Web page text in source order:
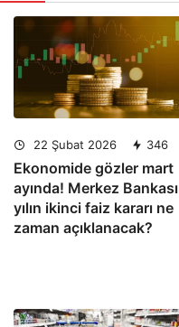
22 Şubat 2026 346
Ekonomide gözler mart
ayında! Merkez Bankası
yılın ikinci faiz kararı ne
zaman açıklanacak?